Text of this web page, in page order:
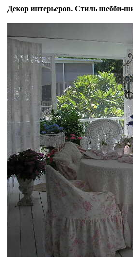
Декор интерьеров. Стиль шебби-